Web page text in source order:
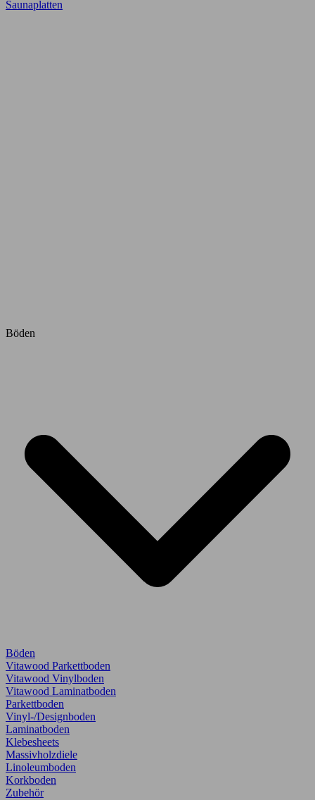
Saunaplatten
Böden
Böden
Vitawood Parkettboden
Vitawood Vinylboden
Vitawood Laminatboden
Parkettboden
Vinyl-/Designboden
Laminatboden
Klebesheets
Massivholzdiele
Linoleumboden
Korkboden
Zubehör